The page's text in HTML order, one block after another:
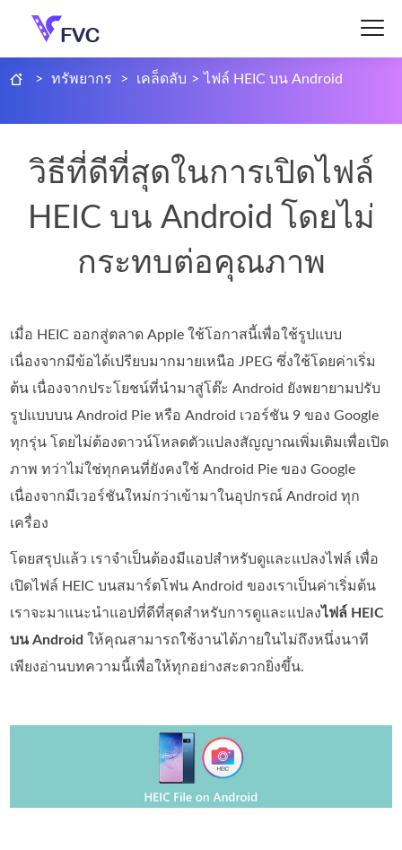
> ทรัพยากร > เคล็ดลับ > ไฟล์ HEIC บน Android
วิธีที่ดีที่สุดในการเปิดไฟล์
HEIC บน Android โดยไม่
กระทบต่อคุณภาพ
เมื่อ HEIC ออกสู่ตลาด Apple ใช้โอกาสนี้เพื่อใช้รูปแบบ
เนื่องจากมีข้อได้เปรียบมากมายเหนือ JPEG ซึ่งใช้โดยค่าเริ่ม
ต้น เนื่องจากประโยชน์ที่นำมาสู่โต๊ะ Android ยังพยายามปรับ
รูปแบบบน Android Pie หรือ Android เวอร์ชัน 9 ของ Google
ทุกรุ่น โดยไม่ต้องดาวน์โหลดตัวแปลงสัญญาณเพิ่มเติมเพื่อเปิด
ภาพ ทว่าไม่ใช่ทุกคนที่ยังคงใช้ Android Pie ของ Google
เนื่องจากมีเวอร์ชันใหม่กว่าเข้ามาในอุปกรณ์ Android ทุก
เครื่อง
โดยสรุปแล้ว เราจำเป็นต้องมีแอปสำหรับดูและแปลงไฟล์ เพื่อ
เปิดไฟล์ HEIC บนสมาร์ตโฟน Android ของเราเป็นค่าเริ่มต้น
เราจะมาแนะนำแอปที่ดีที่สุดสำหรับการดูและแปลงไฟล์ HEIC
บน Android ให้คุณสามารถใช้งานได้ภายในไม่ถึงหนึ่งนาที
เพียงอ่านบทความนี้เพื่อให้ทุกอย่างสะดวกยิ่งขึ้น.